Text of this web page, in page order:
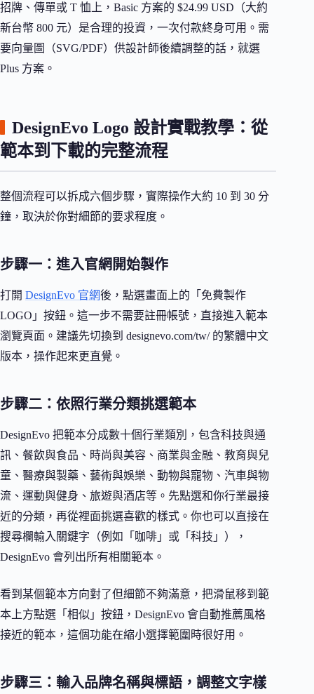
招牌、傳單或 T 恤上，Basic 方案的 $24.99 USD（大約
新台幣 800 元）是合理的投資，一次付款終身可用。需
要向量圖（SVG/PDF）供設計師後續調整的話，就選
Plus 方案。
DesignEvo Logo 設計實戰教學：從
範本到下載的完整流程
整個流程可以拆成六個步驟，實際操作大約 10 到 30 分
鐘，取決於你對細節的要求程度。
步驟一：進入官網開始製作
打開 DesignEvo 官網後，點選畫面上的「免費製作
LOGO」按鈕。這一步不需要註冊帳號，直接進入範本
瀏覽頁面。建議先切換到 designevo.com/tw/ 的繁體中文
版本，操作起來更直覺。
步驟二：依照行業分類挑選範本
DesignEvo 把範本分成數十個行業類別，包含科技與通
訊、餐飲與食品、時尚與美容、商業與金融、教育與兒
童、醫療與製藥、藝術與娛樂、動物與寵物、汽車與物
流、運動與健身、旅遊與酒店等。先點選和你行業最接
近的分類，再從裡面挑選喜歡的樣式。你也可以直接在
搜尋欄輸入關鍵字（例如「咖啡」或「科技」），
DesignEvo 會列出所有相關範本。
看到某個範本方向對了但細節不夠滿意，把滑鼠移到範
本上方點選「相似」按鈕，DesignEvo 會自動推薦風格
接近的範本，這個功能在縮小選擇範圍時很好用。
步驟三：輸入品牌名稱與標語，調整文字樣